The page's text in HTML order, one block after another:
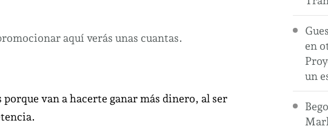
aquí verás unas cuantas.
van a hacerte ganar más dinero, al ser
en
un